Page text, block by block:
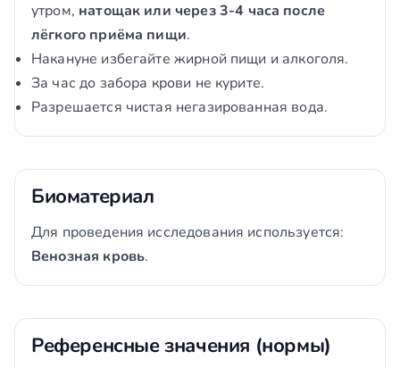
утром, натощак или через 3-4 часа после
лёгкого приёма пищи.
Накануне избегайте жирной пищи и алкоголя.
За час до забора крови не курите.
Разрешается чистая негазированная вода.
Биоматериал
Для проведения исследования используется:
Венозная кровь.
Референсные значения (нормы)